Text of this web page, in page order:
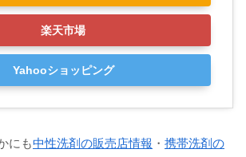
楽天市場
Yahooショッピング
にも中性洗剤の販売店情報 ・ 携帯洗剤の